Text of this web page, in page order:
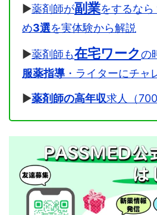
▶薬剤師が副業をするなら
め3選を実体験から解説
▶薬剤師も在宅ワークの
服薬指導 ・ライターにチャ
▶薬剤師の高年収求人（